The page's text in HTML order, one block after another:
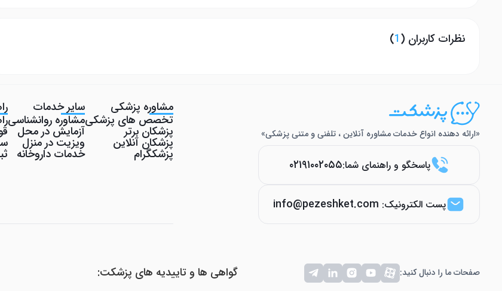
نظرات کاربران (1
)
«ارائه دهنده انواع خدمات مشاوره آنلاین ، تلفنی و متنی پزشکی»
پاسخگو و راهنمای شما:۰۲۱۹۱۰۰۲۰۵۵
پست الکترونیک: info@pezeshket.com
مشاوره پزشکی
تخصص های پزشکی
پزشکان برتر
پزشکان آنلاین
پزشکگرام
سایر خدمات
مشاوره روانشناسی
آزمایش در محل
ویزیت در منزل
خدمات داروخانه
صفحات ما را دنبال کنید: گواهی ها و تاییدیه های پزشکت: